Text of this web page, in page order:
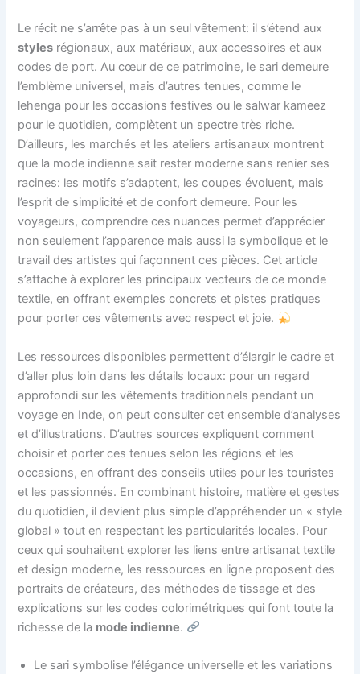
Le récit ne s’arrête pas à un seul vêtement: il s’étend aux
styles régionaux, aux matériaux, aux accessoires et aux
codes de port. Au cœur de ce patrimoine, le sari demeure
l’emblème universel, mais d’autres tenues, comme le
lehenga pour les occasions festives ou le salwar kameez
pour le quotidien, complètent un spectre très riche.
D’ailleurs, les marchés et les ateliers artisanaux montrent
que la mode indienne sait rester moderne sans renier ses
racines: les motifs s’adaptent, les coupes évoluent, mais
l’esprit de simplicité et de confort demeure. Pour les
voyageurs, comprendre ces nuances permet d’apprécier
non seulement l’apparence mais aussi la symbolique et le
travail des artistes qui façonnent ces pièces. Cet article
s’attache à explorer les principaux vecteurs de ce monde
textile, en offrant exemples concrets et pistes pratiques
pour porter ces vêtements avec respect et joie.
Les ressources disponibles permettent d’élargir le cadre et
d’aller plus loin dans les détails locaux: pour un regard
approfondi sur les vêtements traditionnels pendant un
voyage en Inde, on peut consulter cet ensemble d’analyses
et d’illustrations. D’autres sources expliquent comment
choisir et porter ces tenues selon les régions et les
occasions, en offrant des conseils utiles pour les touristes
et les passionnés. En combinant histoire, matière et gestes
du quotidien, il devient plus simple d’appréhender un « style
global » tout en respectant les particularités locales. Pour
ceux qui souhaitent explorer les liens entre artisanat textile
et design moderne, les ressources en ligne proposent des
portraits de créateurs, des méthodes de tissage et des
explications sur les codes colorimétriques qui font toute la
richesse de la mode indienne.
Le sari symbolise l’élégance universelle et les variations